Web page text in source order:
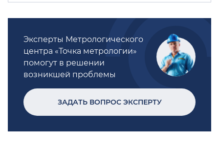
Эксперты Метрологического
центра «Точка метрологии»
помогут в решении
возникшей проблемы
ЗАДАТЬ ВОПРОС ЭКСПЕРТУ